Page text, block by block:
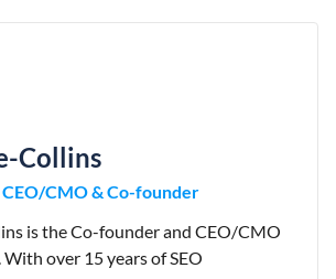
Collins
CMO & Co-founder
is the Co-founder and CEO/CMO
over 15 years of SEO